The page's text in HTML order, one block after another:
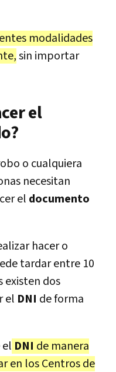
modalidades
sin importar
el
o cualquiera
necesitan
el documento
hacer o
tardar entre 10
existen dos
el DNI de forma
el DNI de manera
en los Centros de